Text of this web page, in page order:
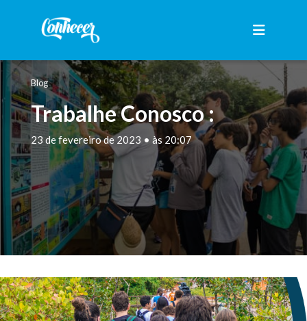
Blog
Trabalhe Conosco :
23 de fevereiro de 2023 • às 20:07